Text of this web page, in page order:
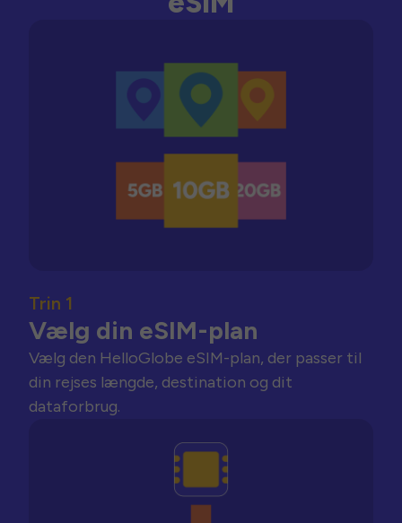
Trin 1
Vælg din eSIM-plan
Vælg den HelloGlobe eSIM-plan, der passer til
din rejses længde, destination og dit
dataforbrug.